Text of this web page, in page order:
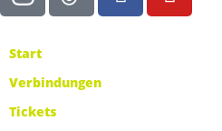
Start
Verbindungen
Tickets